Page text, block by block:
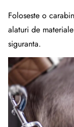
Foloseste o
alaturi de
siguranta.